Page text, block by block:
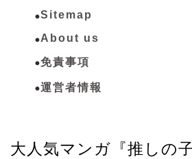
Sitemap
About us
免責事項
運営者情報
大人気マンガ『推しの